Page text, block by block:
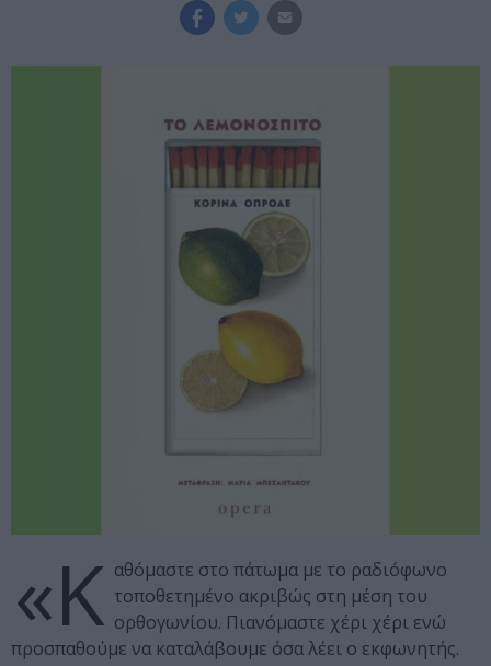
«Κ αθόμαστε στο πάτωμα με το ραδιόφωνο
τοποθετημένο ακριβώς στη μέση του
ορθογωνίου. Πιανόμαστε χέρι χέρι ενώ
προσπαθούμε να καταλάβουμε όσα λέει ο εκφωνητής.